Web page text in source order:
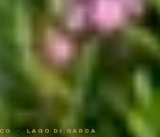
· LAGO DI GARDA